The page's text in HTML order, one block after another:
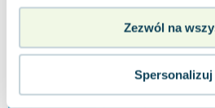
Zezwól na
Spersonalizuj
HarperCollins,2019|
i jego nową rodziną,
0.0
Miękka
Pakujemy